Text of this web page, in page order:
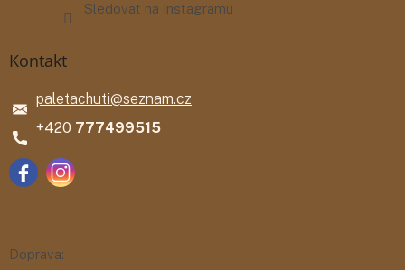
Sledovat na Instagramu
Kontakt
paletachuti@seznam.cz
777499515
Doprava: